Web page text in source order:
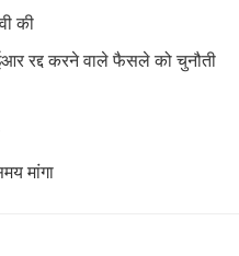
की
रद्द करने वाले फैसले को चुनौती
मांगा